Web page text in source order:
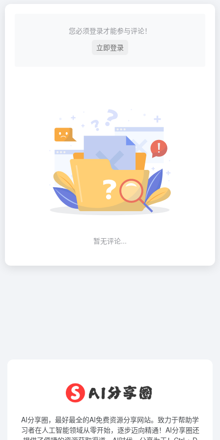
您必须登录才能参与评论！
立即登录
暂无评论...
AI分享圈，最好最全的AI免费资源分享网站。致力于帮助学
习者在人工智能领域从零开始，逐步迈向精通！AI分享圈还